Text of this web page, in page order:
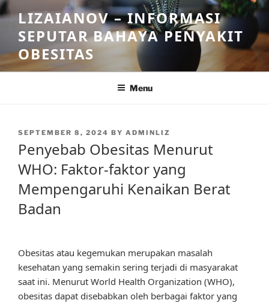
Skip
to
content
LIZAIANOV – INFORMASI
SEPUTAR BAHAYA PENYAKIT
OBESITAS
Menu
POSTED
SEPTEMBER 8, 2024 BY ADMINLIZ
Penyebab Obesitas Menurut
WHO: Faktor-faktor yang
Mempengaruhi Kenaikan Berat
Badan
Obesitas atau kegemukan merupakan masalah
kesehatan yang semakin sering terjadi di masyarakat
saat ini. Menurut World Health Organization (WHO),
obesitas dapat disebabkan oleh berbagai faktor yang